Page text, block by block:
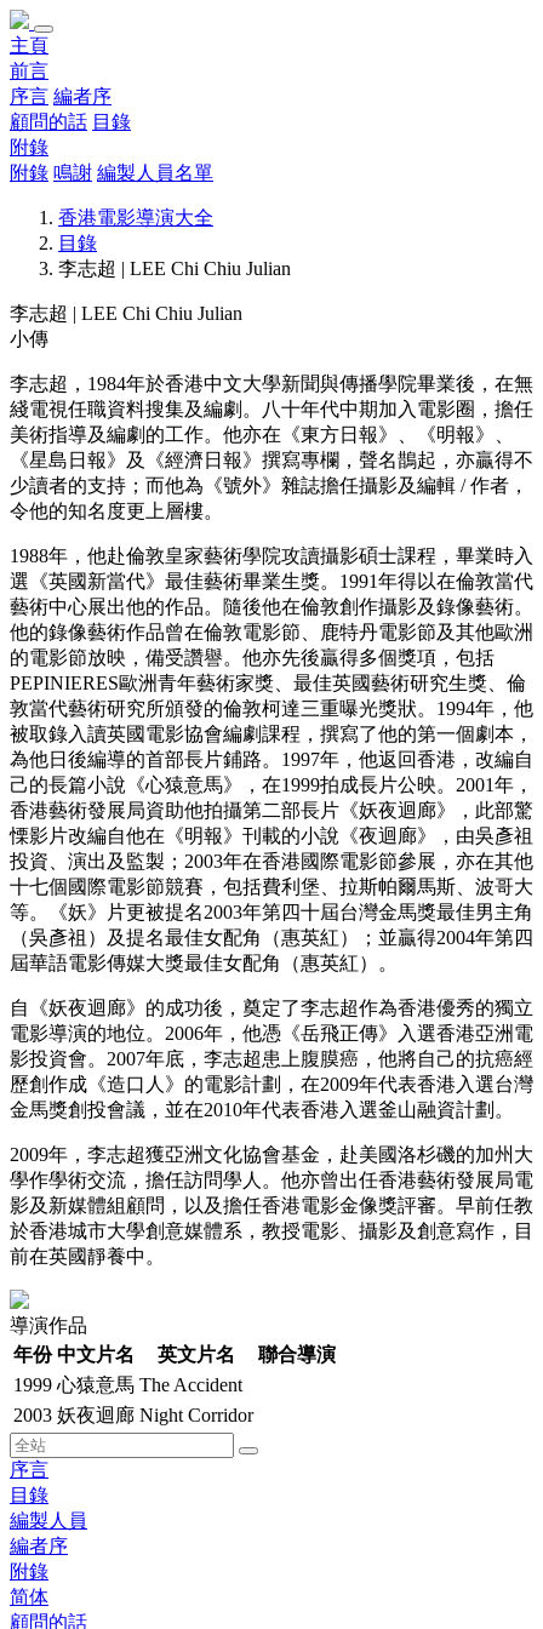
主頁
前言
序言 編者序
顧問的話 目錄
附錄
附錄 鳴謝 編製人員名單
香港電影導演大全
目錄
李志超 | LEE Chi Chiu Julian
李志超 | LEE Chi Chiu Julian
小傳
李志超，1984年於香港中文大學新聞與傳播學院畢業後，在無
綫電視任職資料搜集及編劇。八十年代中期加入電影圈，擔任
美術指導及編劇的工作。他亦在《東方日報》、《明報》、
《星島日報》及《經濟日報》撰寫專欄，聲名鵲起，亦贏得不
少讀者的支持；而他為《號外》雜誌擔任攝影及編輯 / 作者，
令他的知名度更上層樓。
1988年，他赴倫敦皇家藝術學院攻讀攝影碩士課程，畢業時入
選《英國新當代》最佳藝術畢業生獎。1991年得以在倫敦當代
藝術中心展出他的作品。隨後他在倫敦創作攝影及錄像藝術。
他的錄像藝術作品曾在倫敦電影節、鹿特丹電影節及其他歐洲
的電影節放映，備受讚譽。他亦先後贏得多個獎項，包括
PEPINIERES歐洲青年藝術家獎、最佳英國藝術研究生獎、倫
敦當代藝術研究所頒發的倫敦柯達三重曝光獎狀。1994年，他
被取錄入讀英國電影協會編劇課程，撰寫了他的第一個劇本，
為他日後編導的首部長片鋪路。1997年，他返回香港，改編自
己的長篇小說《心猿意馬》，在1999拍成長片公映。2001年，
香港藝術發展局資助他拍攝第二部長片《妖夜迴廊》，此部驚
慄影片改編自他在《明報》刊載的小說《夜迴廊》，由吳彥祖
投資、演出及監製；2003年在香港國際電影節參展，亦在其他
十七個國際電影節競賽，包括費利堡、拉斯帕爾馬斯、波哥大
等。《妖》片更被提名2003年第四十屆台灣金馬獎最佳男主角
（吳彥祖）及提名最佳女配角（惠英紅）；並贏得2004年第四
屆華語電影傳媒大獎最佳女配角（惠英紅）。
自《妖夜迴廊》的成功後，奠定了李志超作為香港優秀的獨立
電影導演的地位。2006年，他憑《岳飛正傳》入選香港亞洲電
影投資會。2007年底，李志超患上腹膜癌，他將自己的抗癌經
歷創作成《造口人》的電影計劃，在2009年代表香港入選台灣
金馬獎創投會議，並在2010年代表香港入選釜山融資計劃。
2009年，李志超獲亞洲文化協會基金，赴美國洛杉磯的加州大
學作學術交流，擔任訪問學人。他亦曾出任香港藝術發展局電
影及新媒體組顧問，以及擔任香港電影金像獎評審。早前任教
於香港城市大學創意媒體系，教授電影、攝影及創意寫作，目
前在英國靜養中。
導演作品
年份 中文片名 英文片名
聯合導演
1999 心猿意馬 The Accident
2003 妖夜迴廊 Night Corridor
序言
目錄
編製人員
編者序
附錄
简体
顧問的話